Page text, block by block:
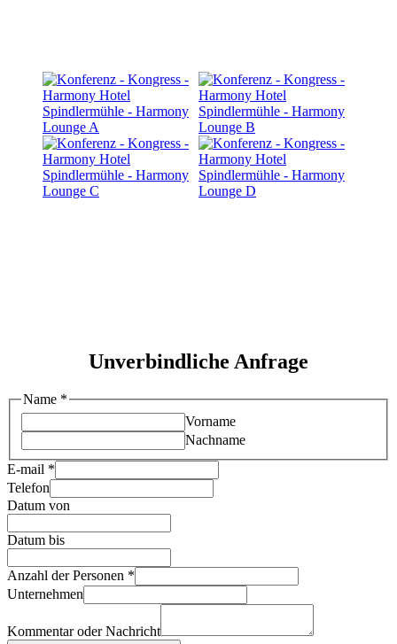
Unverbindliche Anfrage
Name *
Vorname
Nachname
E-mail *
Telefon
Datum von
Datum bis
Anzahl der Personen *
Unternehmen
Kommentar oder Nachricht